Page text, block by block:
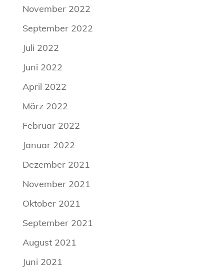
November 2022
September 2022
Juli 2022
Juni 2022
April 2022
März 2022
Februar 2022
Januar 2022
Dezember 2021
November 2021
Oktober 2021
September 2021
August 2021
Juni 2021